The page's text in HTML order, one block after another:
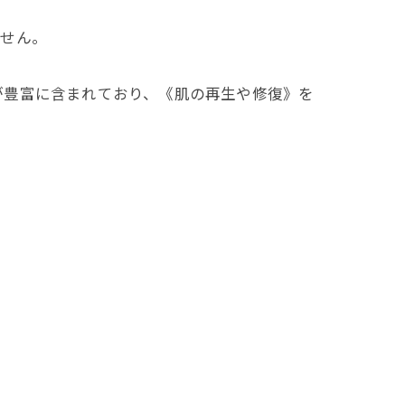
ん。
富に含まれており、《肌の再生や修復》を